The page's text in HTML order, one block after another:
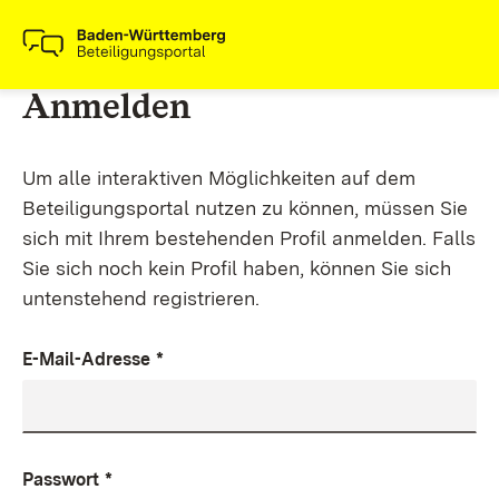
Anmelden
Um alle interaktiven Möglichkeiten auf dem
Beteiligungsportal nutzen zu können, müssen Sie
sich mit Ihrem bestehenden Profil anmelden. Falls
Sie sich noch kein Profil haben, können Sie sich
untenstehend registrieren.
E-Mail-Adresse *
Passwort *